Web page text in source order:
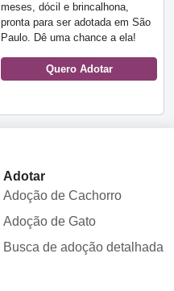
meses, dócil e brincalhona,
pronta para ser adotada em São
Paulo. Dê uma chance a ela!
Quero Adotar
Adotar
Adoção de Cachorro
Adoção de Gato
Busca de adoção detalhada